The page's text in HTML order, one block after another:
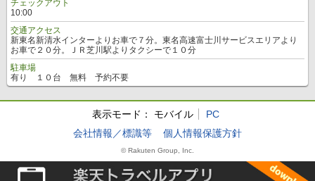
チェックアウト
10:00
交通アクセス
新東名新清水インターよりお車で７分。東名高速富士川サービスエリアより
お車で２０分。ＪＲ芝川駅よりタクシーで１０分
駐車場
有り １０台 無料 予約不要
表示モード： モバイル
PC
会社情報／標識等
個人情報保護方針
© Rakuten Group, Inc.